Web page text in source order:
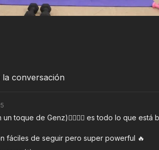
conversación
toque de Genz)😮‍💨💥💖 es todo lo que está
fáciles de seguir pero super powerful 🔥